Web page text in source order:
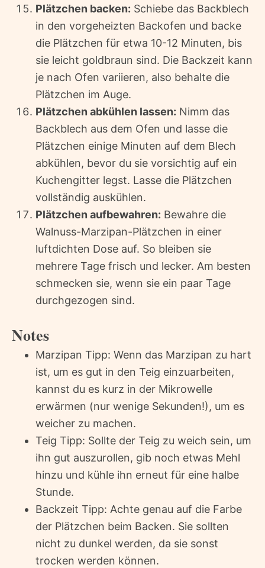
Plätzchen backen: Schiebe das Backblech
in den vorgeheizten Backofen und backe
die Plätzchen für etwa 10-12 Minuten, bis
sie leicht goldbraun sind. Die Backzeit kann
je nach Ofen variieren, also behalte die
Plätzchen im Auge.
Plätzchen abkühlen lassen: Nimm das
Backblech aus dem Ofen und lasse die
Plätzchen einige Minuten auf dem Blech
abkühlen, bevor du sie vorsichtig auf ein
Kuchengitter legst. Lasse die Plätzchen
vollständig auskühlen.
Plätzchen aufbewahren: Bewahre die
Walnuss-Marzipan-Plätzchen in einer
luftdichten Dose auf. So bleiben sie
mehrere Tage frisch und lecker. Am besten
schmecken sie, wenn sie ein paar Tage
durchgezogen sind.
Notes
Marzipan Tipp: Wenn das Marzipan zu hart
ist, um es gut in den Teig einzuarbeiten,
kannst du es kurz in der Mikrowelle
erwärmen (nur wenige Sekunden!), um es
weicher zu machen.
Teig Tipp: Sollte der Teig zu weich sein, um
ihn gut auszurollen, gib noch etwas Mehl
hinzu und kühle ihn erneut für eine halbe
Stunde.
Backzeit Tipp: Achte genau auf die Farbe
der Plätzchen beim Backen. Sie sollten
nicht zu dunkel werden, da sie sonst
trocken werden können.